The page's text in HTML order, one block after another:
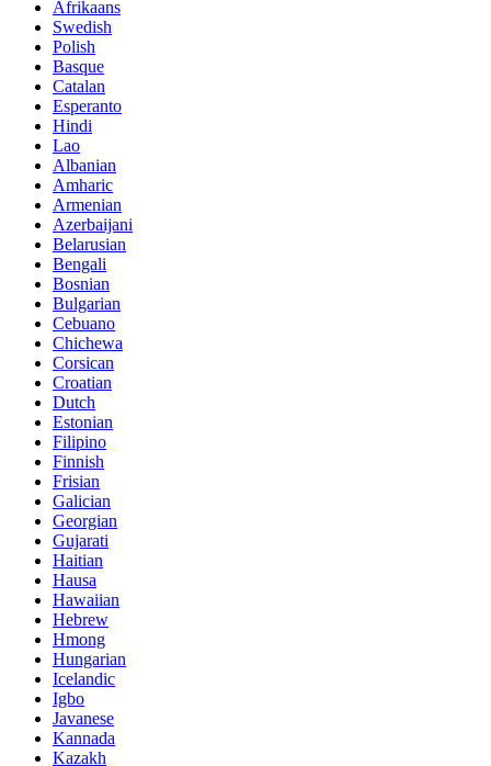
Afrikaans
Swedish
Polish
Basque
Catalan
Esperanto
Hindi
Lao
Albanian
Amharic
Armenian
Azerbaijani
Belarusian
Bengali
Bosnian
Bulgarian
Cebuano
Chichewa
Corsican
Croatian
Dutch
Estonian
Filipino
Finnish
Frisian
Galician
Georgian
Gujarati
Haitian
Hausa
Hawaiian
Hebrew
Hmong
Hungarian
Icelandic
Igbo
Javanese
Kannada
Kazakh